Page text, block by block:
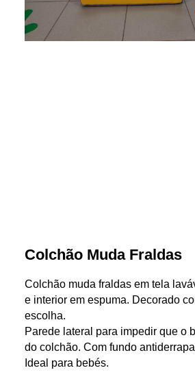
Colchão Muda Fraldas
Colchão muda fraldas em tela
e interior em espuma. Decorado
escolha.
Parede lateral para impedir que o
do colchão. Com fundo
Ideal para bebés.